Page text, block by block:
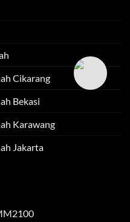
Cikarang
Bekasi
Karawang
Jakarta